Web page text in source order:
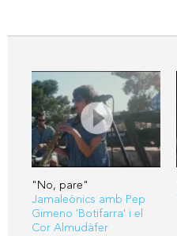
"No, pare"
Jamaleònics amb Pep
Gimeno 'Botifarra' i el
Cor Almudàfer